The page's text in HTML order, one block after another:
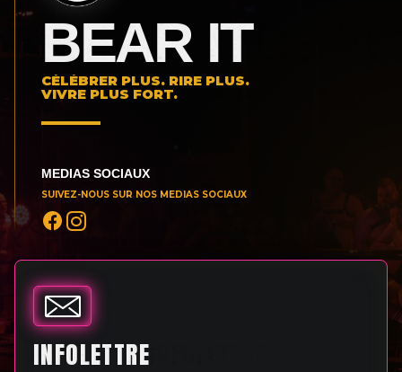
BEAR IT
CÉLÉBRER PLUS. RIRE PLUS.
VIVRE PLUS FORT.
MEDIAS SOCIAUX
SUIVEZ-NOUS SUR NOS MEDIAS SOCIAUX
INFOLETTRE